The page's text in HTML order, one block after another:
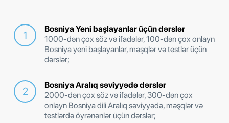
Bosniya Yeni başlayanlar üçün dərslər
1000-dən çox söz və ifadələr, 100-dən çox onlayn
Bosniya yeni başlayanlar, məşqlər və testlər üçün
dərslər;
Bosniya Aralıq səviyyədə dərslər
2000-dən çox söz və ifadələr, 300-dən çox
onlayn Bosniya dili Aralıq səviyyədə, məşqlər və
testlərdə öyrənənlər üçün dərslər;